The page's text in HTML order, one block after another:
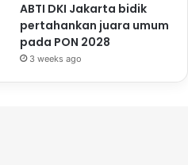
ABTI DKI Jakarta bidik
pertahankan juara umum
pada PON 2028
3 weeks ago